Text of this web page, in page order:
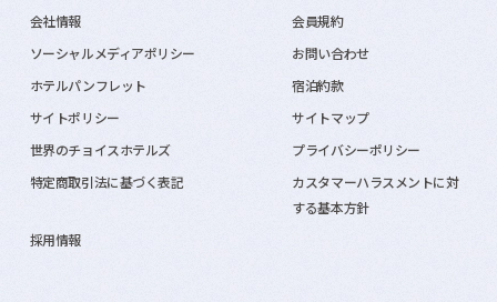
会社情報
会員規約
ソーシャルメディアポリシー
お問い合わせ
ホテルパンフレット
宿泊約款
サイトポリシー
サイトマップ
世界のチョイスホテルズ
プライバシーポリシー
特定商取引法に基づく表記
カスタマーハラスメントに対
する基本方針
採用情報